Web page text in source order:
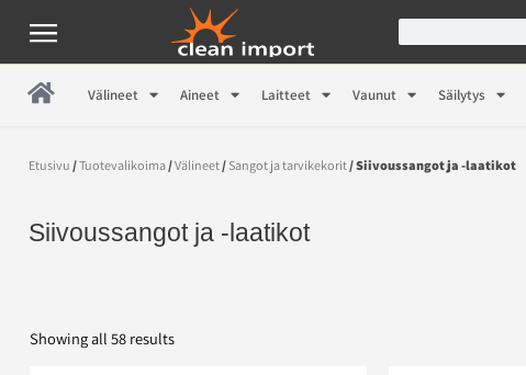
Välineet Aineet Laitteet Vaunut Säilytys
Etusivu /Tuotevalikoima /Välineet / Sangot ja tarvikekorit / Siivoussangot ja -laatikot
Siivoussangot ja -laatikot
Showing all 58 results